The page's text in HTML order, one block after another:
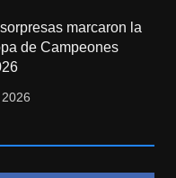
marcaron la
de Campeones